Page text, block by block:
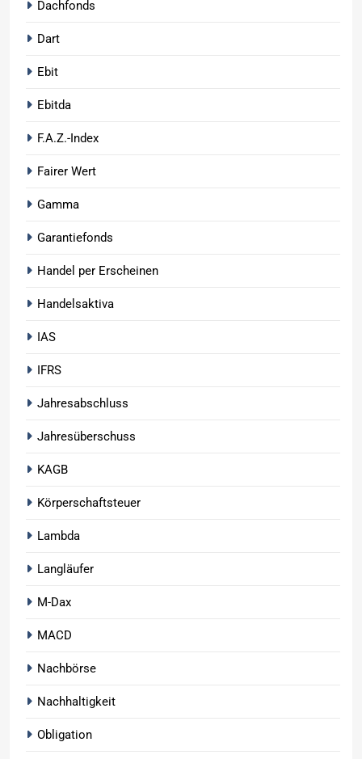
Dachfonds
Dart
Ebit
Ebitda
F.A.Z.-Index
Fairer Wert
Gamma
Garantiefonds
Handel per Erscheinen
Handelsaktiva
IAS
IFRS
Jahresabschluss
Jahresüberschuss
KAGB
Körperschaftsteuer
Lambda
Langläufer
M-Dax
MACD
Nachbörse
Nachhaltigkeit
Obligation